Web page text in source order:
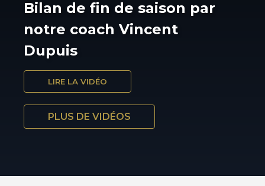
Bilan de fin de saison par
notre coach Vincent
Dupuis
LIRE LA VIDÉO
PLUS DE VIDÉOS